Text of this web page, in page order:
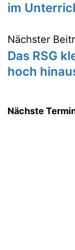
im
Nächster
Das RSG
hoch
Nächste